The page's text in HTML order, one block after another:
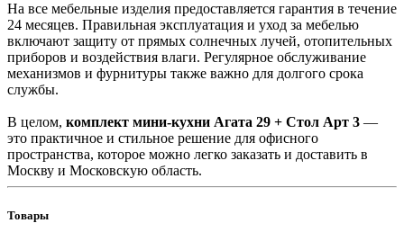
На все мебельные изделия предоставляется гарантия в течение
24 месяцев. Правильная эксплуатация и уход за мебелью
включают защиту от прямых солнечных лучей, отопительных
приборов и воздействия влаги. Регулярное обслуживание
механизмов и фурнитуры также важно для долгого срока
службы.
В целом, комплект мини-кухни Агата 29 + Стол Арт 3 —
это практичное и стильное решение для офисного
пространства, которое можно легко заказать и доставить в
Москву и Московскую область.
Товары